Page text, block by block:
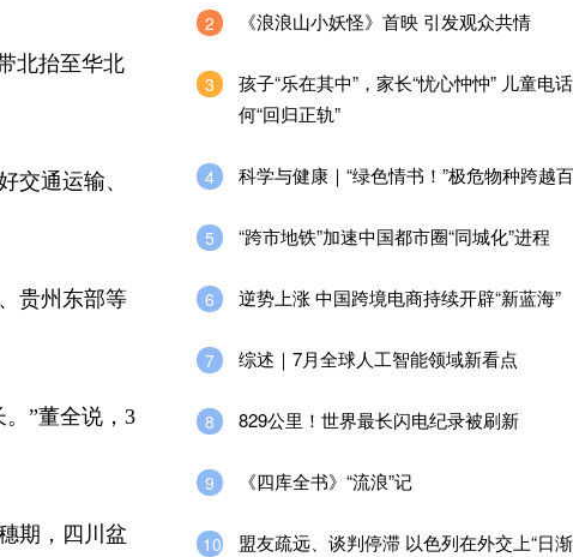
北抬至华北
通运输、
贵州东部等
”董全说，3
期，四川盆
2 《浪浪山小妖怪》首映 引发观众共情
3
孩子“乐在其中”，家长“忧心忡忡” 儿童电
何“回归正轨”
4 科学与健康｜“绿色情书！”极危物种跨越
5 “跨市地铁”加速中国都市圈“同城化”进程
6 逆势上涨 中国跨境电商持续开辟“新蓝海”
7 综述｜7月全球人工智能领域新看点
8 829公里！世界最长闪电纪录被刷新
9 《四库全书》“流浪”记
10 盟友疏远、谈判停滞 以色列在外交上“日